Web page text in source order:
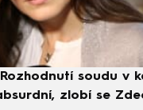
soudu v
zlobí se